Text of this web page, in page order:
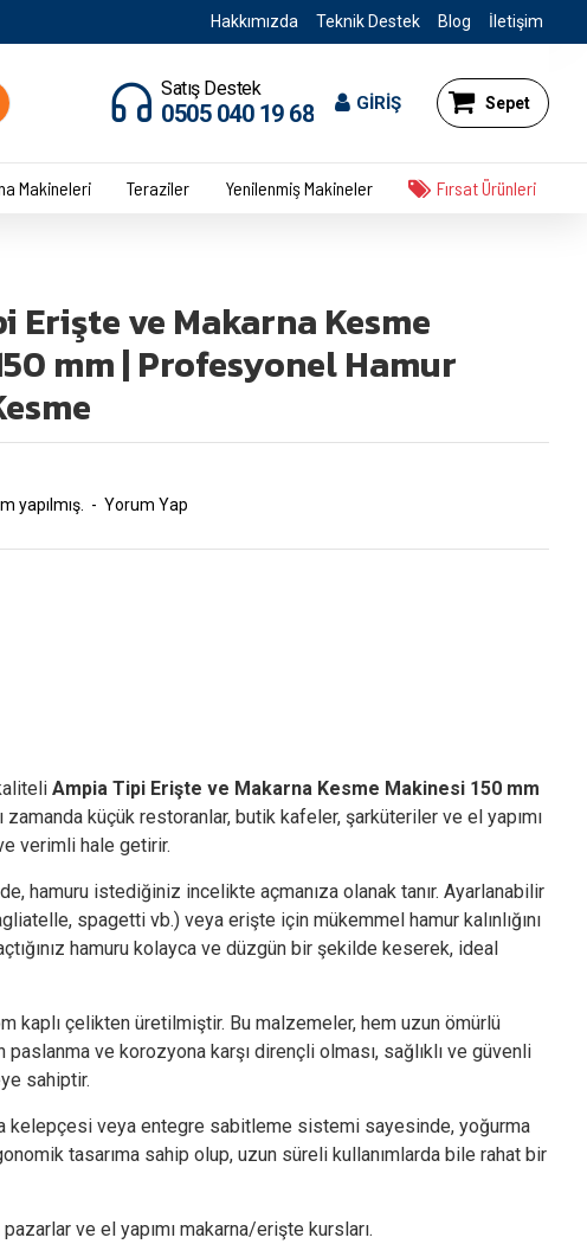
Hakkımızda Teknik Destek Blog İletişim
0505 040 19 68
Satış Destek
GİRİŞ Sepet
Makineleri Teraziler Yenilenmiş Makineler Fırsat Ürünleri
Erişte ve Makarna Kesme
mm | Profesyonel Hamur
yapılmış. - Yorum Yap
Ampia Tipi Erişte ve Makarna Kesme Makinesi 150 mm
zamanda küçük restoranlar, butik kafeler, şarküteriler ve el yapımı
verimli hale getirir.
hamuru istediğiniz incelikte açmanıza olanak tanır. Ayarlanabilir
spagetti vb.) veya erişte için mükemmel hamur kalınlığını
hamuru kolayca ve düzgün bir şekilde keserek, ideal
kaplı çelikten üretilmiştir. Bu malzemeler, hem uzun ömürlü
ve korozyona karşı dirençli olması, sağlıklı ve güvenli
sahiptir.
kelepçesi veya entegre sabitleme sistemi sayesinde, yoğurma
tasarıma sahip olup, uzun süreli kullanımlarda bile rahat bir
ve el yapımı makarna/erişte kursları.